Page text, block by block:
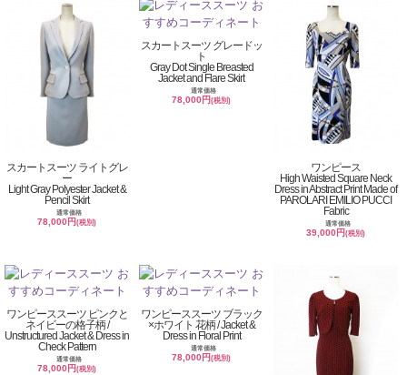
スカートスーツ ライトグレ
ー
Light Gray Polyester Jacket &
Pencil Skirt
通常価格
78,000円(税別)
スカートスーツ グレードッ
ト
Gray Dot Single Breasted
Jacket and Flare Skirt
通常価格
78,000円(税別)
ワンピース
High Waisted Square Neck
Dress in Abstract Print Made of
PAROLARI EMILIO PUCCI
Fabric
通常価格
39,000円(税別)
ワンピーススーツ ピンクと
ネイビーの格子柄 /
Unstructured Jacket & Dress in
Check Pattern
通常価格
78,000円(税別)
ワンピーススーツ ブラック
×ホワイト 花柄 / Jacket &
Dress in Floral Print
通常価格
78,000円(税別)